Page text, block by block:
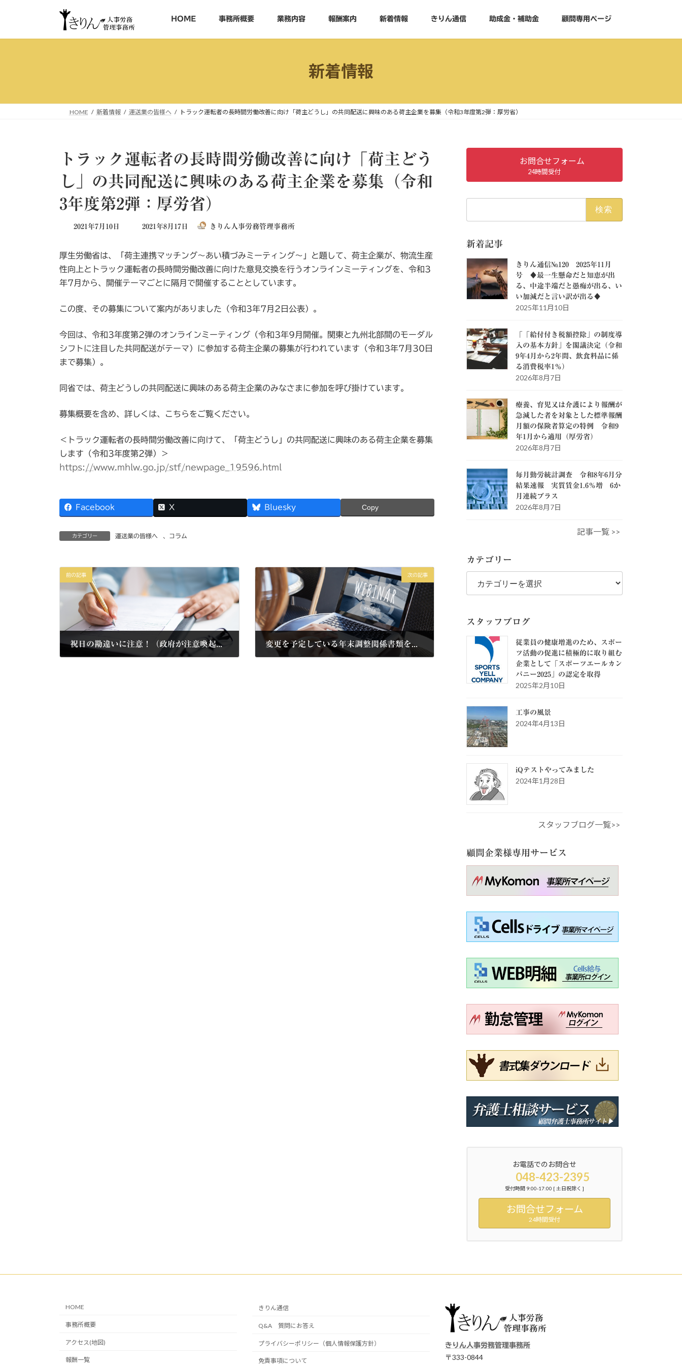
ッ
移
HOME 事務所概要 業務内容 報酬案内 新着情報 きりん通信 助成金・補助金 顧問専用ページ
新着情報
HOME 新着情報 運送業の皆様へ トラック運転者の長時間労働改善に向け「荷主どうし」の共同配送に興味のある荷主企業を募集（令和3年度第2弾：厚労省）
トラック運転者の長時間労働改善に向け「荷主どう
し」の共同配送に興味のある荷主企業を募集（令和
3年度第2弾：厚労省）
2021年7月10日
最
新
日
:
2021年8月17日 きりん人事労務管理事務所
厚生労働省は、「荷主連携マッチング～あい積づみミーティング～」と題して、荷主企業が、物流生産
性向上とトラック運転者の長時間労働改善に向けた意見交換を行うオンラインミーティングを、令和3
年7月から、開催テーマごとに隔月で開催することとしています。
この度、その募集について案内がありました（令和3年7月2日公表）。
今回は、令和3年度第2弾のオンラインミーティング（令和3年9月開催。関東と九州北部間のモーダル
シフトに注目した共同配送がテーマ）に参加する荷主企業の募集が行われています（令和3年7月30日
まで募集）。
同省では、荷主どうしの共同配送に興味のある荷主企業のみなさまに参加を呼び掛けています。
募集概要を含め、詳しくは、こちらをご覧ください。
＜トラック運転者の長時間労働改善に向けて、「荷主どうし」の共同配送に興味のある荷主企業を募集
します（令和3年度第2弾）＞
https://www.mhlw.go.jp/stf/newpage_19596.html
Facebook X Bluesky Copy
カテゴリー 運送業の皆様へ 、 コラム
前の記事
祝日の勘違いに注意！（政府が注意喚起のツイート）
次の記事
お問合せフォーム
24時間受付
新着記事
きりん通信№120 2025年11月
号 ♦最一生懸命だと知恵が出
る、中途半端だと愚痴が出る、い
い加減だと言い訳が出る♦
2025年11月10日
「「給付付き税額控除」の制度導
入の基本方針」を閣議決定（令和
9年4月から2年間、飲食料品に係
る消費税率1％）
2026年8月7日
療養、育児又は介護により報酬が
急減した者を対象とした標準報酬
月額の保険者算定の特例 令和9
年1月から適用（厚労省）
2026年8月7日
毎月勤労統計調査 令和8年6月分
結果速報 実質賃金1.6％増 6か
月連続プラス
2026年8月7日
記事一覧 >>
カテゴリー
カ
ゴ
ー
スタッフブログ
従業員の健康増進のため、スポー
ツ活動の促進に積極的に取り組む
企業として「スポーツエールカン
パニー2025」の認定を取得
2025年2月10日
工事の風景
2024年4月13日
iQテストやってみました
2024年1月28日
スタッフブログ一覧>>
顧問企業様専用サービス
お電話でのお問合せ
048-423-2395
受付時間 9:00-17:00 [ 土日祝除く ]
お問合せフォーム
24時間受付
HOME
事務所概要
アクセス(地図)
報酬一覧
きりん通信
Q&A 質問にお答え
プライバシーポリシー（個人情報保護方針）
免責事項について
きりん人事労務管理事務所
〒333-0844